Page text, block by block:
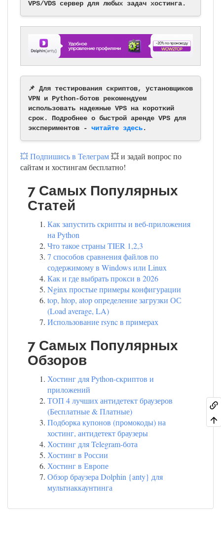
VPS/VDS сервер для любых задач хостинга.
📌 Для тестирования скриптов, установщиков
VPN и Python-ботов рекомендуем
использовать надежные VPS на короткий
срок. Подробнее о быстрой аренде VPS для
экспериментов - читайте здесь.
💥 Подпишись в Телеграм💥 и задай вопрос по
сайтам и хостингам бесплатно!
7 Самых Популярных
Статей
Как запустить скрипты и веб-приложения
на Python
Что такое страны TIER 1,2,3
7 способов сравнения файлов по
содержимому в Windows или Linux
Как и где выбрать прокси в 2026
Nginx простые примеры конфигурации
top, htop, atop определение загрузки ОС
(Load average, LA)
Использование rsync в примерах
7 Самых Популярных
Обзоров
Хостинг для Python-скриптов и
приложений
ТОП 4 лучших антидетект браузеров
(Бесплатные & Платные)
Подборка купонов (промокоды) на
хостинг, антидетект браузеры
Хостинг для Telegram-бота
Хостинг в России
Хостинг в Европе
Обзор браузера Dolphin {anty} для
мультиаккаунтинга